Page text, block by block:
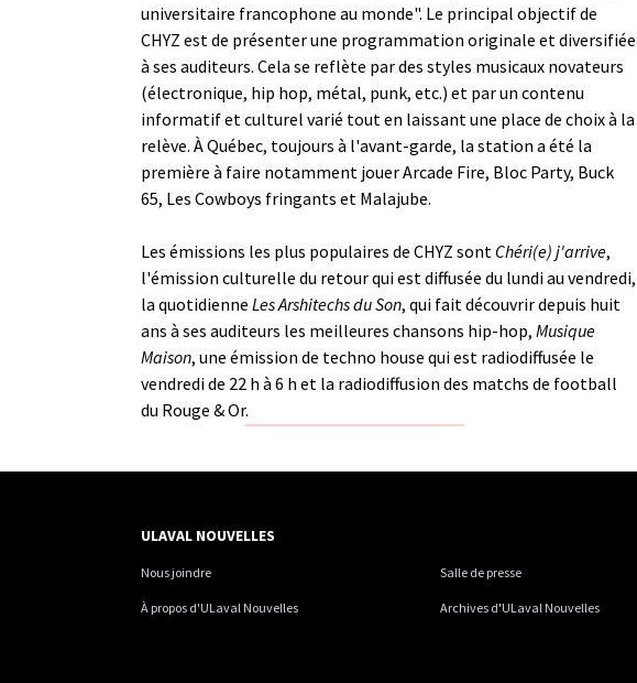
universitaire francophone au monde". Le principal objectif de
CHYZ est de présenter une programmation originale et diversifiée
à ses auditeurs. Cela se reflète par des styles musicaux novateurs
(électronique, hip hop, métal, punk, etc.) et par un contenu
informatif et culturel varié tout en laissant une place de choix à la
relève. À Québec, toujours à l'avant-garde, la station a été la
première à faire notamment jouer Arcade Fire, Bloc Party, Buck
65, Les Cowboys fringants et Malajube.
Les émissions les plus populaires de CHYZ sont Chéri(e) j'arrive,
l'émission culturelle du retour qui est diffusée du lundi au vendredi,
la quotidienne Les Arshitechs du Son, qui fait découvrir depuis huit
ans à ses auditeurs les meilleures chansons hip-hop, Musique
Maison, une émission de techno house qui est radiodiffusée le
vendredi de 22 h à 6 h et la radiodiffusion des matchs de football
du Rouge & Or.
ULAVAL NOUVELLES
Nous joindre Salle de presse
À propos d'ULaval Nouvelles Archives d'ULaval Nouvelles